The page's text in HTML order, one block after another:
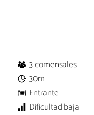
3 comensales
30m
Entrante
Dificultad baja